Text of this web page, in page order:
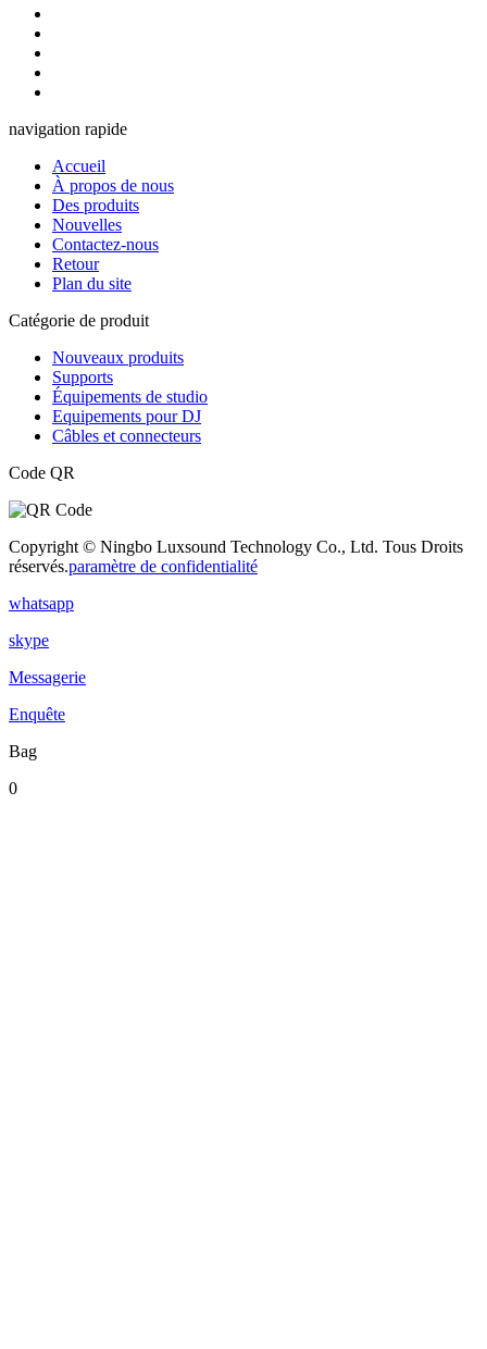
navigation rapide
Accueil
À propos de nous
Des produits
Nouvelles
Contactez-nous
Retour
Plan du site
Catégorie de produit
Nouveaux produits
Supports
Équipements de studio
Equipements pour DJ
Câbles et connecteurs
Code QR
Copyright © Ningbo Luxsound Technology Co., Ltd. Tous Droits
réservés.paramètre de confidentialité
whatsapp
skype
Messagerie
Enquête
Bag
0